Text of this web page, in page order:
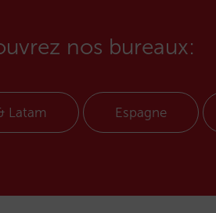
nos bureaux:
Latam Espagne